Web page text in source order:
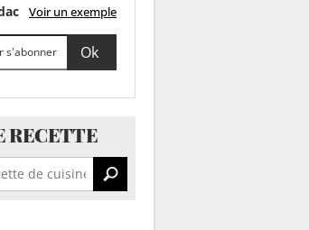
Voir un exemple
RECETTE